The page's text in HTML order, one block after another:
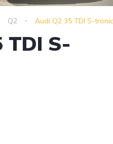
Q2 Audi Q2 35 TDI S-tronic
TDI S-